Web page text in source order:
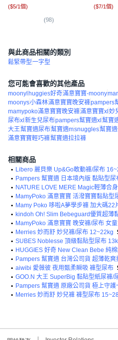
($5/1個)
(98)
($7/1個)
與此商品相關的類別
鬆緊帶型一字型
您可能會喜歡的其他產品
moonyl huggies好奇滿意寶寶-moony
moonys小森林滿意寶寶晚安褲pampers
mamypoko滿意寶寶晚安褲滿意寶寶xl 妙
尿布xl 新生兒尿布pampers幫寶適xl 幫寶
大王幫寶適尿布幫寶適msnuggles幫寶
滿意寶寶輕巧褲幫寶適拉拉褲
相關商品
• Libero 麗貝樂 Up&Go敢動褲/尿布
• Pampers 幫寶適 日本境內版 黏貼型尿
• NATURE LOVE MERE Magic輕薄合
• MamyPoko 滿意寶寶 活潑寶寶黏貼型
• Mamy Poko 哆啦A夢學步褲 加大碼
• kindoh Oh! Slim Bebeguard優質超薄
• MamyPoko 滿意寶寶 晚安褲/尿布 女
• Merries 妙而舒 妙兒褲/尿布 12~22kg
• SUBES Noblesse 頂級黏貼型尿布
• HUGGIES 好奇 New Clean Bebe 純
• Pampers 幫寶適 台灣公司貨 超薄乾
• aiwibi 愛薇彼 夜用甄柔瞬吸 褲型尿布
• GOO.N 大王 SuperBig 黏貼型紙尿褲/
•
• Merries 妙而舒 妙兒褲 褲型尿布